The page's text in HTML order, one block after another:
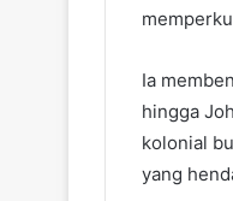
Ia
hingga
kolonial
yang